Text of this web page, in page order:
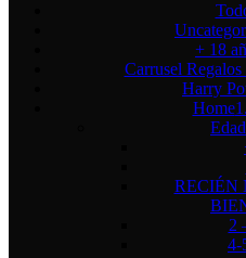
+ 18
Carrusel Regalos
Harry
Home
RECIÉN
2
4-